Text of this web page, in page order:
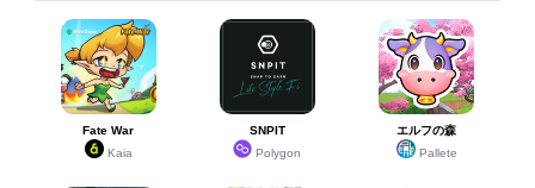
Fate War
Kaia
SNPIT
Polygon
エルフの森
Pallete